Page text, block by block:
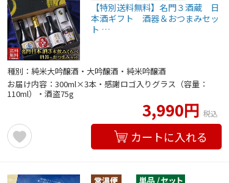
【特別送料無料】名門３酒蔵 日
本酒ギフト 酒器＆おつまみセッ
ト …
種別：純米大吟醸酒・大吟醸酒・純米吟醸酒
お届け内容：300ml×3本・感謝ロゴ入りグラス（容量：
110ml）・酒盗75g
3,990円 税込
カートに入れる